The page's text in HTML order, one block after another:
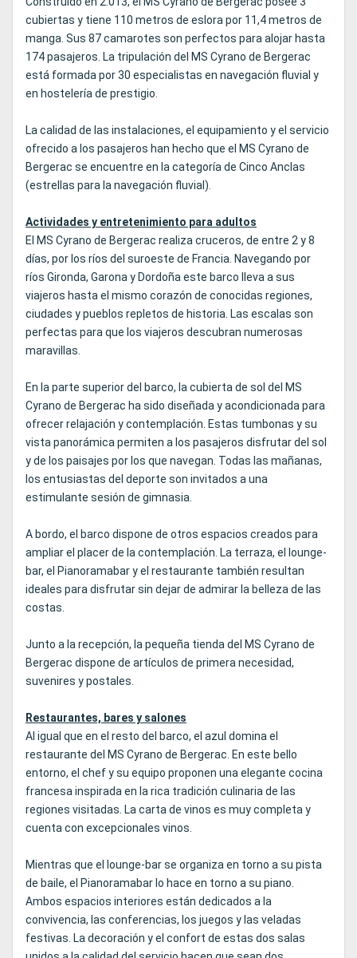
cubiertas y tiene 110 metros de eslora por 11,4 metros de
manga. Sus 87 camarotes son perfectos para alojar hasta
174 pasajeros. La tripulación del MS Cyrano de Bergerac
está formada por 30 especialistas en navegación fluvial y
en hostelería de prestigio.
La calidad de las instalaciones, el equipamiento y el servicio
ofrecido a los pasajeros han hecho que el MS Cyrano de
Bergerac se encuentre en la categoría de Cinco Anclas
(estrellas para la navegación fluvial).
Actividades y entretenimiento para adultos
El MS Cyrano de Bergerac realiza cruceros, de entre 2 y 8
días, por los ríos del suroeste de Francia. Navegando por
ríos Gironda, Garona y Dordoña este barco lleva a sus
viajeros hasta el mismo corazón de conocidas regiones,
ciudades y pueblos repletos de historia. Las escalas son
perfectas para que los viajeros descubran numerosas
maravillas.
En la parte superior del barco, la cubierta de sol del MS
Cyrano de Bergerac ha sido diseñada y acondicionada para
ofrecer relajación y contemplación. Estas tumbonas y su
vista panorámica permiten a los pasajeros disfrutar del sol
y de los paisajes por los que navegan. Todas las mañanas,
los entusiastas del deporte son invitados a una
estimulante sesión de gimnasia.
A bordo, el barco dispone de otros espacios creados para
ampliar el placer de la contemplación. La terraza, el lounge-
bar, el Pianoramabar y el restaurante también resultan
ideales para disfrutar sin dejar de admirar la belleza de las
costas.
Junto a la recepción, la pequeña tienda del MS Cyrano de
Bergerac dispone de artículos de primera necesidad,
suvenires y postales.
Restaurantes, bares y salones
Al igual que en el resto del barco, el azul domina el
restaurante del MS Cyrano de Bergerac. En este bello
entorno, el chef y su equipo proponen una elegante cocina
francesa inspirada en la rica tradición culinaria de las
regiones visitadas. La carta de vinos es muy completa y
cuenta con excepcionales vinos.
Mientras que el lounge-bar se organiza en torno a su pista
de baile, el Pianoramabar lo hace en torno a su piano.
Ambos espacios interiores están dedicados a la
convivencia, las conferencias, los juegos y las veladas
festivas. La decoración y el confort de estas dos salas